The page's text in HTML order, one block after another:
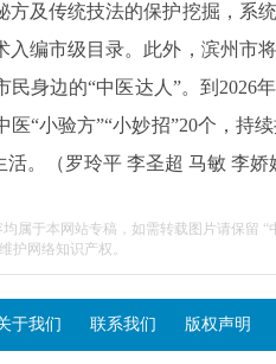
及传统技法的保护挖掘，系
入编市级目录。此外，滨州市
身边的“中医达人”。到2026
“小验方”“小妙招”20个，持
。（罗玲平 李圣超 马敏 李娇
属于本网站专稿，如需转载图片请保留
护网络知识产权。
于我们 联系我们 版权声明